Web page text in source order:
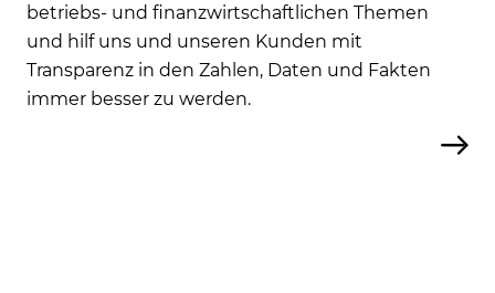
betriebs- und finanzwirtschaftlichen Themen
und hilf uns und unseren Kunden mit
Transparenz in den Zahlen, Daten und Fakten
immer besser zu werden.